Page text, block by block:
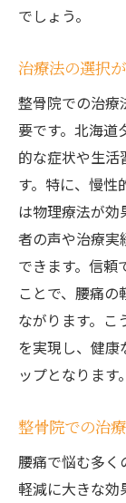
でしょう。
治療法の選択
整骨院での治療
要です。北海道
的な症状や生活
す。特に、慢性
は物理療法が効
者の声や治療実
できます。信頼
ことで、腰痛
ながります。こ
を実現し、健
ップとなります。
整骨院での治
腰痛で悩む多く
軽減に大きな効